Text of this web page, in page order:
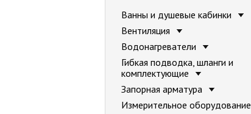
Ванны и душевые кабинки
Вентиляция
Водонагреватели
Гибкая подводка, шланги и
комплектующие
Запорная арматура
Измерительное оборудование